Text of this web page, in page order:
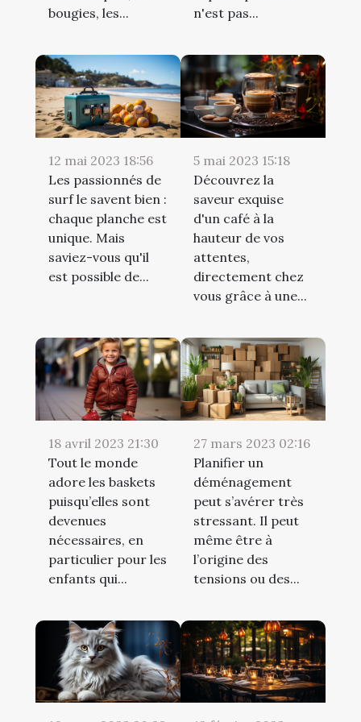
bougies, les...
n'est pas...
12 mai 2023 18:56
Les passionnés de
surf le savent bien :
chaque planche est
unique. Mais
saviez-vous qu'il
est possible de...
5 mai 2023 15:18
Découvrez la
saveur exquise
d'un café à la
hauteur de vos
attentes,
directement chez
vous grâce à une...
18 avril 2023 21:30
Tout le monde
adore les baskets
puisqu’elles sont
devenues
nécessaires, en
particulier pour les
enfants qui...
27 mars 2023 02:16
Planifier un
déménagement
peut s’avérer très
stressant. Il peut
même être à
l’origine des
tensions ou des...